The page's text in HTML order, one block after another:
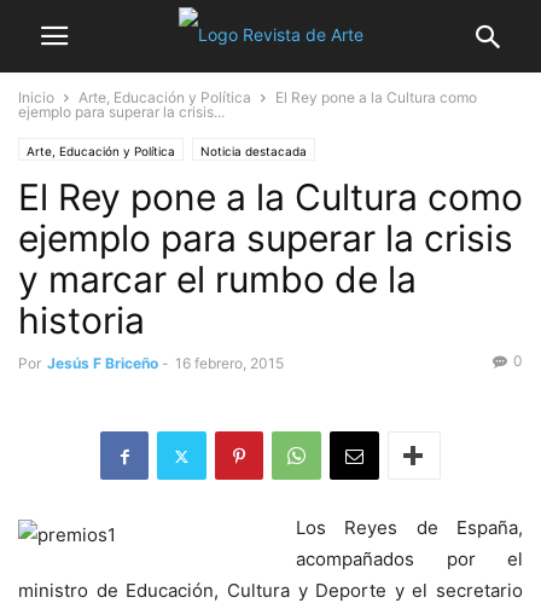
Inicio Arte, Educación y Política
El Rey pone a la Cultura como
ejemplo para superar la crisis...
Arte, Educación y Política Noticia destacada
El Rey pone a la Cultura como
ejemplo para superar la crisis
y marcar el rumbo de la
historia
Por Jesús F Briceño - 16 febrero, 2015 0
Los Reyes de España,
acompañados por el
ministro de Educación, Cultura y Deporte y el secretario